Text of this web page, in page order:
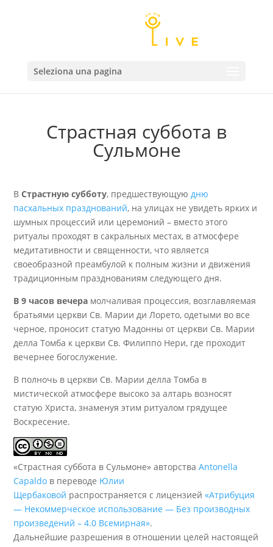
Seleziona una pagina
Страстная суббота в
Сульмоне
ВСтрастную субботу, предшествующуюдню
пасхальных празднований, на улицах не увидеть ярких и
шумных процессий или церемоний – вместо этого
ритуалы проходят в сакральных местах, в атмосфере
медитативности и священности, что является
своеобразной преамбулой к полным жизни и движения
традиционным празднованиям следующего дня.
В 9 часов вечера молчаливая процессия, возглавляемая
братьями церкви Св. Марии ди Лорето, одетыми во все
черное, проносит статую Мадонны от церкви Св. Марии
делла Томба к церкви Св. Филиппо Нери, где проходит
вечернее богослужение.
В полночь в церкви Св. Марии делла Томба в
мистической атмосфере высоко за алтарь возносят
статую Христа, знаменуя этим ритуалом грядущее
Воскресение.
«Страстная суббота в Сульмоне» авторстваAntonella
Capaldo в переводе Юлии
Щербаковой распространяется с лицензией «Атрибуция
— Некоммерческое использование — Без производных
произведений – 4.0 Всемирная».
Дальнейшие разрешения в отношении целей настоящей